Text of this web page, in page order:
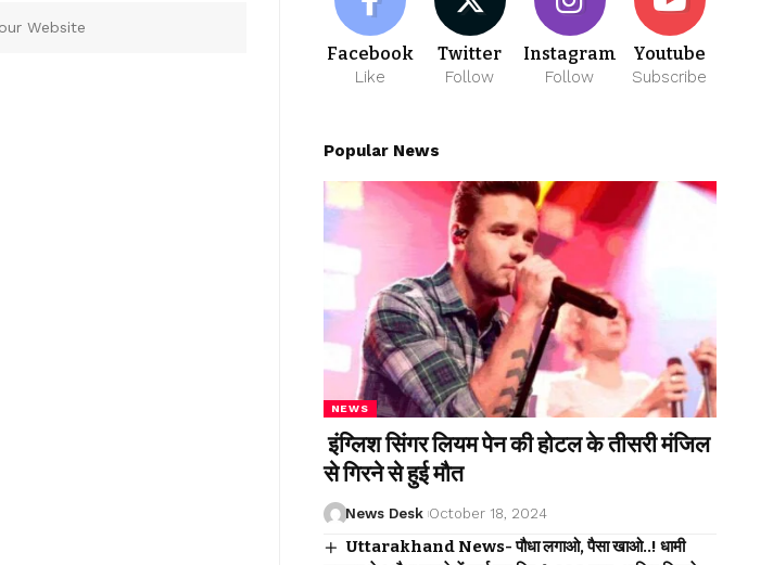
Facebook
Like
Twitter
Follow
Instagram
Follow
Youtube
Subscribe
Popular News
NEWS
इंग्लिश सिंगर लियम पेन की होटल के तीसरी मंजिल
से गिरने से हुई मौत
News Desk October 18, 2024
Uttarakhand News- पौधा लगाओ, पैसा खाओ..! धामी